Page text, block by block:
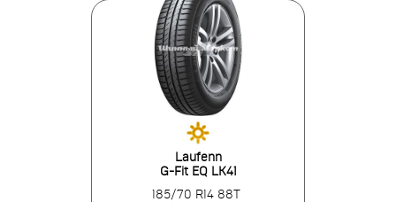
Laufenn
G-Fit EQ LK41
185/70 R14 88T